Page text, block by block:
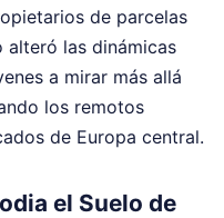
de parcelas
alteró las dinámicas
a mirar más allá
los remotos
de Europa central.
el Suelo de